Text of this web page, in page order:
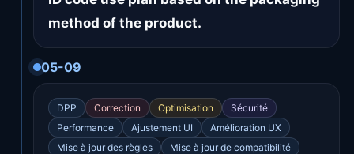
method of the product.
05-09
DPP Correction Optimisation
Sécurité
Performance
Ajustement UI
Amélioration UX
Mise à jour des règles
Mise à jour de compatibilité